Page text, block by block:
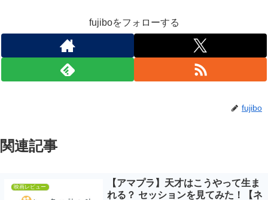
fujiboをフォローする
fujibo
関連記事
映画レビュー
【アマプラ】天才はこうやって生ま
れる？ セッションを見てみた！【ネ